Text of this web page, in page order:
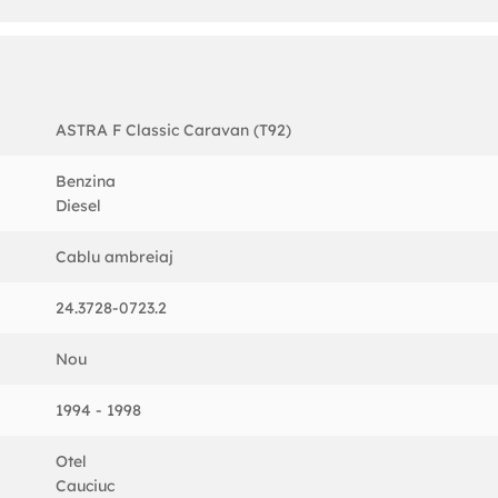
pe stanga
ASTRA F Classic Caravan (T92)
Benzina
Diesel
Cablu ambreiaj
24.3728-0723.2
Nou
1994 - 1998
Otel
Cauciuc